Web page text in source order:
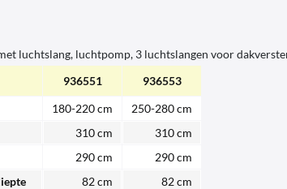
luchtslang, luchtpomp, 3 luchtslangen voor
936551
936553
180-220 cm
250-280 cm
310 cm
310 cm
290 cm
290 cm
82 cm
82 cm